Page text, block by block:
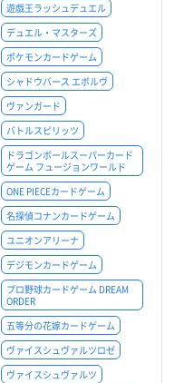
遊戯王ラッシュデュエル
デュエル・マスターズ
ポケモンカードゲーム
シャドウバース エボルヴ
ヴァンガード
バトルスピリッツ
ドラゴンボールスーパーカード
ゲーム フュージョンワールド
ONE PIECEカードゲーム
名探偵コナンカードゲーム
ユニオンアリーナ
デジモンカードゲーム
プロ野球カードゲーム DREAM
ORDER
五等分の花嫁カードゲーム
ヴァイスシュヴァルツロゼ
ヴァイスシュヴァルツ